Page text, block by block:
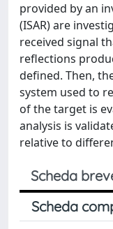
provided by an
(ISAR) are
received signal
reflections
defined. Then,
system used to
of the target is
analysis is
relative to
Scheda
Scheda